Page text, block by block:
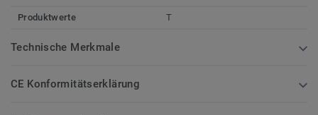
Produktwerte T
Technische Merkmale
CE Konformitätserklärung